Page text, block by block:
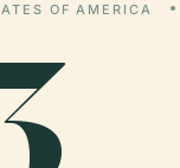
OF AMERICA